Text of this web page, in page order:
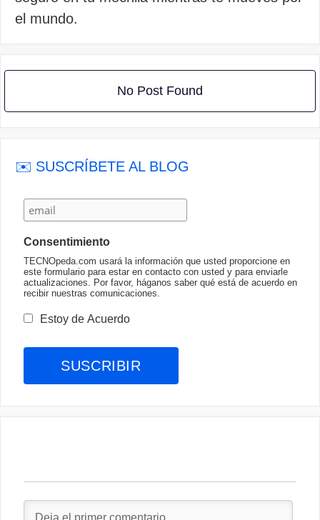
el mundo.
No Post Found
✉️ SUSCRÍBETE AL BLOG
Consentimiento
TECNOpeda.com usará la información que usted proporcione en
este formulario para estar en contacto con usted y para enviarle
actualizaciones. Por favor, háganos saber qué está de acuerdo en
recibir nuestras comunicaciones.
Estoy de Acuerdo